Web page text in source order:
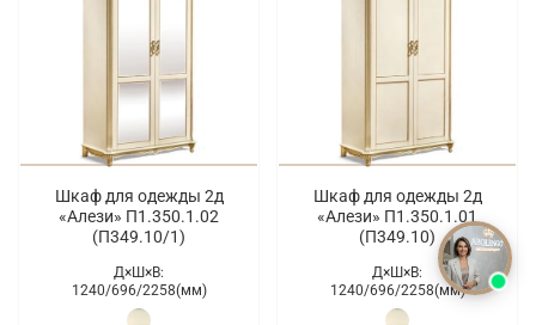
Шкаф для одежды 2д
«Алези» П1.350.1.02
(П349.10/1)
Д×Ш×В:
1240/696/2258(мм)
Шкаф для одежды 2д
«Алези» П1.350.1.01
(П349.10)
Д×Ш×В:
1240/696/2258(мм)